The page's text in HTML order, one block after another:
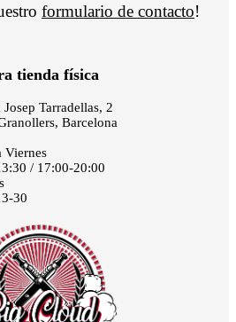
formulario de contacto!
tienda física
Josep Tarradellas, 2
Barcelona
Viernes
/ 17:00-20:00
30